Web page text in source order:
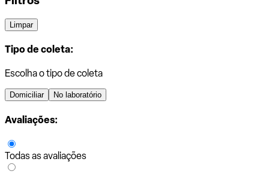
Limpar
Tipo de coleta:
Escolha o tipo de coleta
Domiciliar No laboratório
Avaliações:
Todas as avaliações